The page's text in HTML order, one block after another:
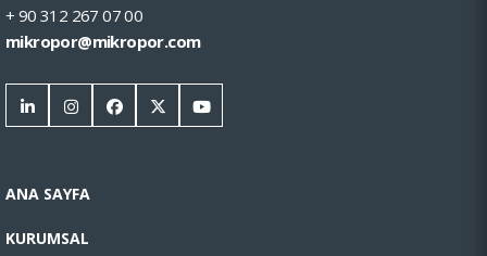
+ 90 312 267 07 00
mikropor@mikropor.com
ANA SAYFA
KURUMSAL